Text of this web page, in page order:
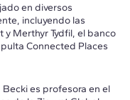
en diversos
incluyendo las
Merthyr Tydfil, el banco
Connected Places
es profesora en el